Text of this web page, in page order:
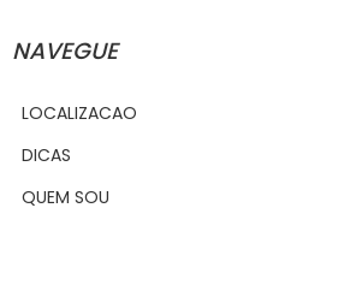
NAVEGUE
LOCALIZACAO
DICAS
QUEM SOU